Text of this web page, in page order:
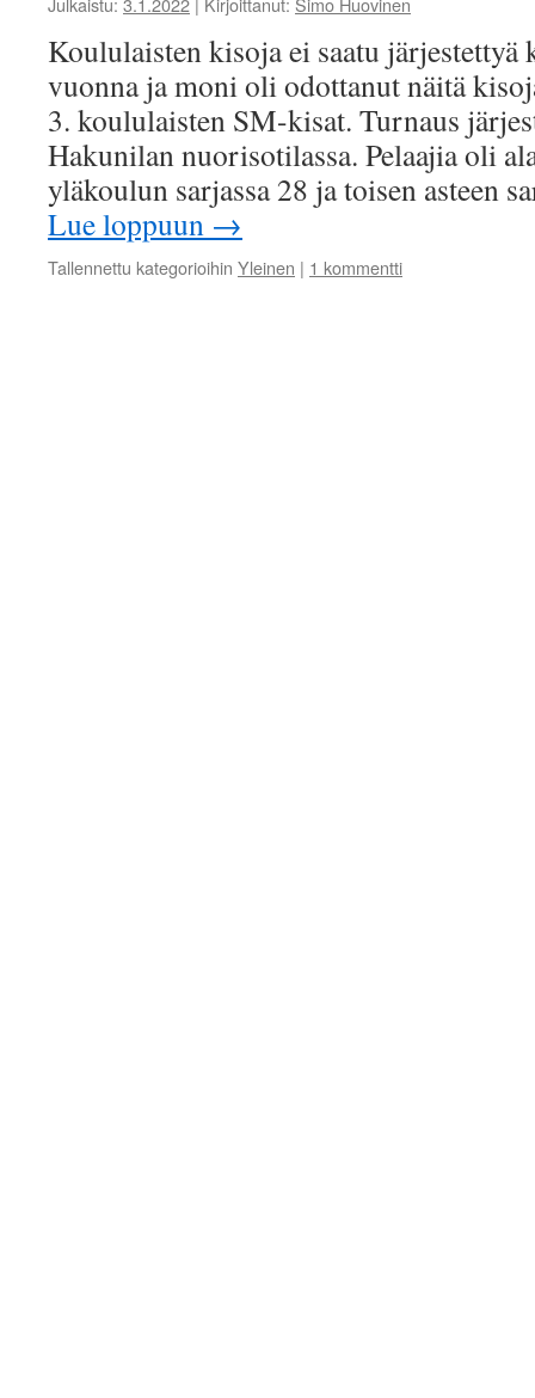
Koululaisten kisoja ei saatu
vuonna ja moni oli odottanut näitä
3. koululaisten SM-kisat. Turnaus
Hakunilan nuorisotilassa. Pelaajia oli
yläkoulun sarjassa 28 ja toisen asteen
Lue loppuun →
Tallennettu kategorioihin Yleinen | 1 kommentti